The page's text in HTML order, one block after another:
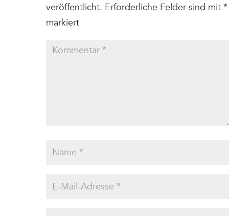
veröffentlicht. Erforderliche Felder sind mit *
markiert